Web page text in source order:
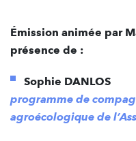
Émission animée par
présence de :
Sophie DANLOS
programme de
agroécologique de